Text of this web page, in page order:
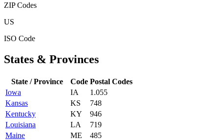
ZIP Codes
US
ISO Code
States & Provinces
State / Province Code Postal Codes
Iowa
IA
1.055
Kansas
KS
748
Kentucky
KY
946
Louisiana
LA
719
Maine
ME
485